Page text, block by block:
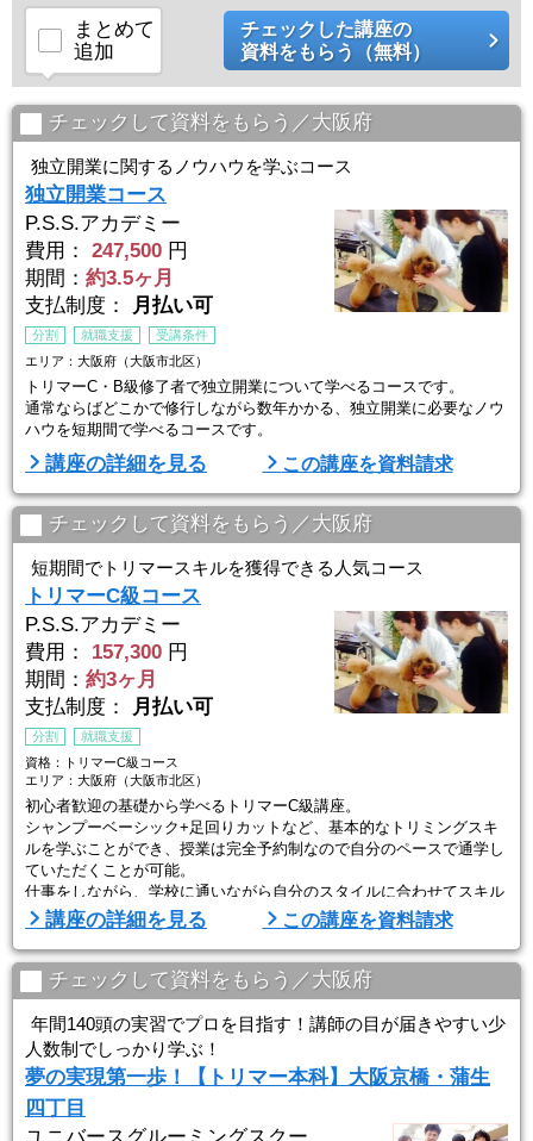
まとめて
追加
チェックした講座の
資料をもらう（無料）
チェックして資料をもらう／大阪府
独立開業に関するノウハウを学ぶコース
独立開業コース
P.S.S.アカデミー
費用：
247,500 円
期間： 約3.5ヶ月
支払制度：
月払い可
分割 就職支援
受講条件
エリア：大阪府（大阪市北区）
トリマーC・B級修了者で独立開業について学べるコースです。
通常ならばどこかで修行しながら数年かかる、独立開業に必要なノウ
ハウを短期間で学べるコースです。
講座の詳細を見る この講座を資料請求
チェックして資料をもらう／大阪府
短期間でトリマースキルを獲得できる人気コース
トリマーC級コース
P.S.S.アカデミー
費用：
157,300 円
期間： 約3ヶ月
支払制度：
月払い可
分割
就職支援
資格：トリマーC級コース
エリア：大阪府（大阪市北区）
初心者歓迎の基礎から学べるトリマーC級講座。
シャンプーベーシック+足回りカットなど、基本的なトリミングスキ
ルを学ぶことができ、授業は完全予約制なので自分のペースで通学し
ていただくことが可能。
仕事をしながら、学校に通いながら自分のスタイルに合わせてスキル
を習得していただくことが可能です。
修了後は資格証を交付。
講座の詳細を見る この講座を資料請求
チェックして資料をもらう／大阪府
年間140頭の実習でプロを目指す！講師の目が届きやすい少
人数制でしっかり学ぶ！
夢の実現第一歩！【トリマー本科】大阪京橋・蒲生
四丁目